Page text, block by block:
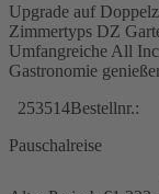
Upgrade auf
Zimmertyps DZ
Umfangreiche All
Gastronomie
253514Bestellnr.:
Pauschalreise